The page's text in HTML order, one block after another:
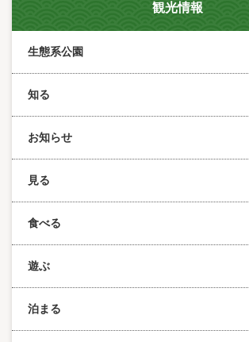
観光情報
生態系公園
知る
お知らせ
見る
食べる
遊ぶ
泊まる